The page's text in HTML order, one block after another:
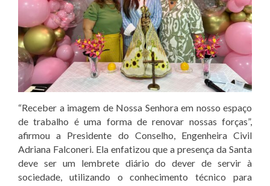
“Receber a imagem de Nossa Senhora em nosso espaço
de trabalho é uma forma de renovar nossas forças”,
afirmou a Presidente do Conselho, Engenheira Civil
Adriana Falconeri. Ela enfatizou que a presença da Santa
deve ser um lembrete diário do dever de servir à
sociedade, utilizando o conhecimento técnico para